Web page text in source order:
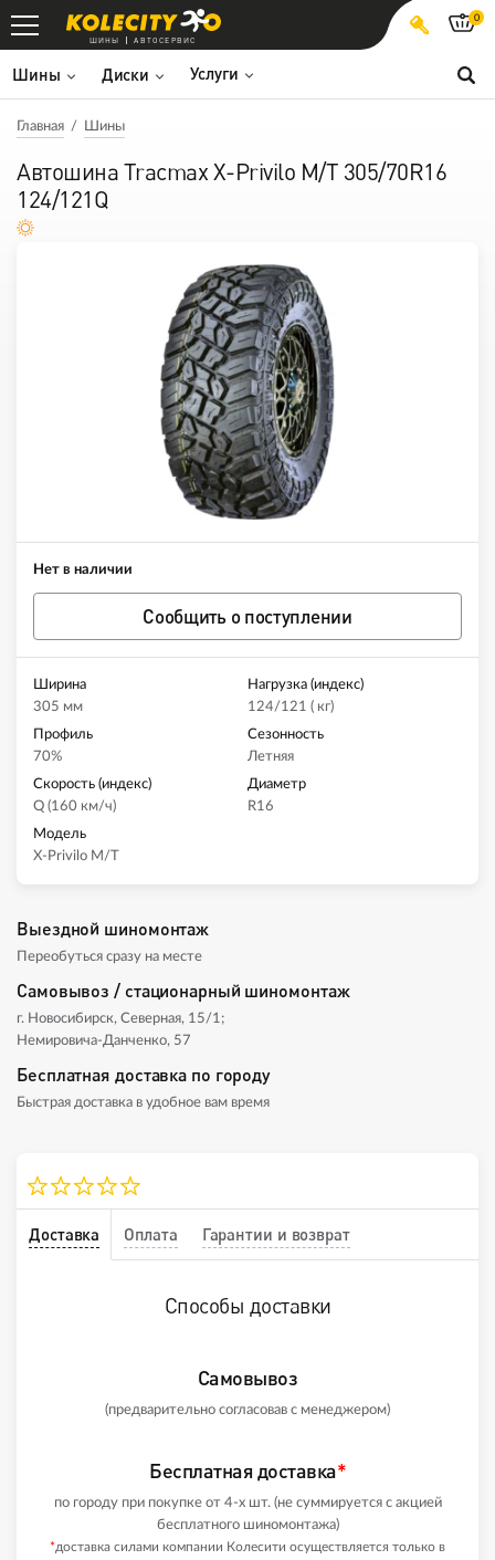
ШИНЫ АВТОСЕРВИС
Шины Диски Услуги
0
Главная Шины
Автошина Tracmax X-Privilo M/T 305/70R16
124/121Q
Нет в наличии
Сообщить о поступлении
Ширина
305 мм
Нагрузка (индекс)
124/121 ( кг)
Профиль
70%
Сезонность
Летняя
Скорость (индекс)
Q (160 км/ч)
Диаметр
R16
Модель
X-Privilo M/T
Выездной шиномонтаж
Переобуться сразу на месте
Самовывоз / стационарный шиномонтаж
г. Новосибирск, Северная, 15/1;
Немировича-Данченко, 57
Бесплатная доставка по городу
Быстрая доставка в удобное вам время
Доставка Оплата Гарантии и возврат
Способы доставки
Самовывоз
(предварительно согласовав с менеджером)
Бесплатная доставка*
по городу при покупке от 4-х шт. (не суммируется с акцией
бесплатного шиномонтажа)
*доставка силами компании Колесити осуществляется только в